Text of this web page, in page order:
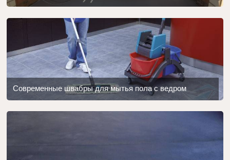
Современные швабры для мытья пола с ведром